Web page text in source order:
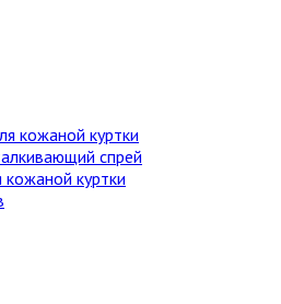
кожаной куртки
спрей
куртки